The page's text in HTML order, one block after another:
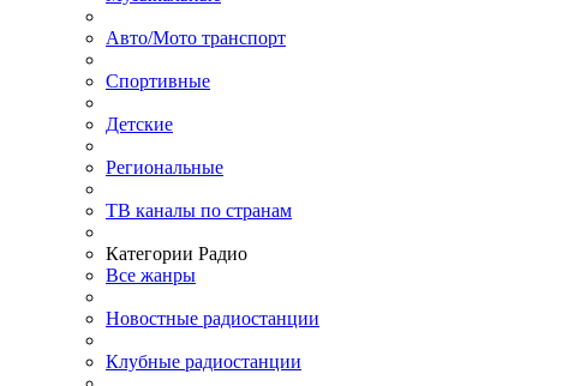
Авто/Мото транспорт
Спортивные
Детские
Региональные
ТВ каналы по странам
Категории Радио
Все жанры
Новостные радиостанции
Клубные радиостанции